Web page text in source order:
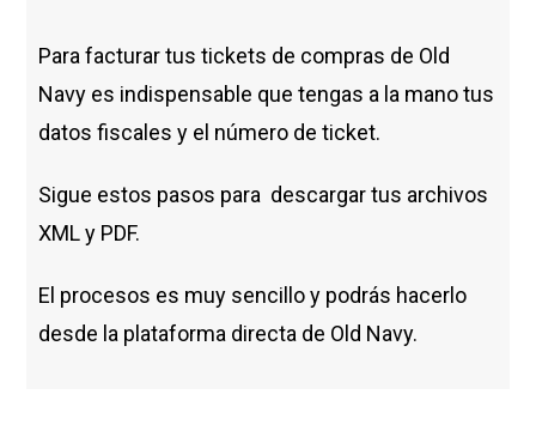
Para facturar tus tickets de compras de Old
Navy es indispensable que tengas a la mano tus
datos fiscales y el número de ticket.
Sigue estos pasos para descargar tus archivos
XML y PDF.
El procesos es muy sencillo y podrás hacerlo
desde la plataforma directa de Old Navy.